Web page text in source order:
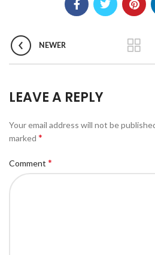
NEWER
LEAVE A REPLY
Your email address will not be
marked *
Comment *